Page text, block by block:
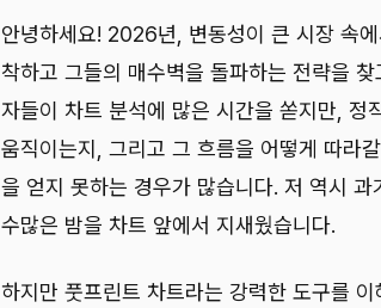
안녕하세요! 2026년, 변동성이 큰 시장 속
착하고 그들의 매수벽을 돌파하는 전략을
자들이 차트 분석에 많은 시간을 쏟지만, 정
움직이는지, 그리고 그 흐름을 어떻게 따라
을 얻지 못하는 경우가 많습니다. 저 역시 과
수많은 밤을 차트 앞에서 지새웠습니다.
하지만 풋프린트 차트라는 강력한 도구를